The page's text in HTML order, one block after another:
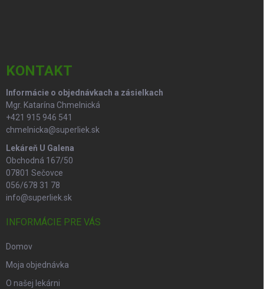
KONTAKT
Informácie o objednávkach a zásielkach
Mgr. Katarína Chmelnická
+421 915 946 541
chmelnicka@superliek.sk
Lekáreň U Galena
Obchodná 167/50
07801 Sečovce
056/678 31 78
info@superliek.sk
INFORMÁCIE PRE VÁS
Domov
Moja objednávka
O našej lekárni